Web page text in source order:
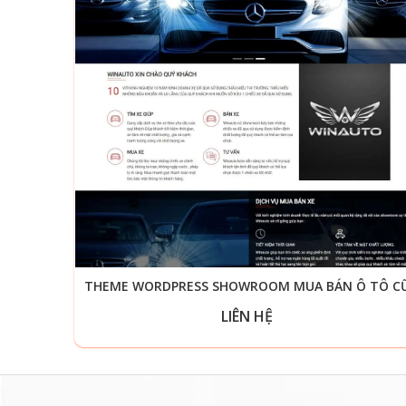
THEME WORDPRESS SHOWROOM MUA BÁN Ô TÔ
LIÊN HỆ